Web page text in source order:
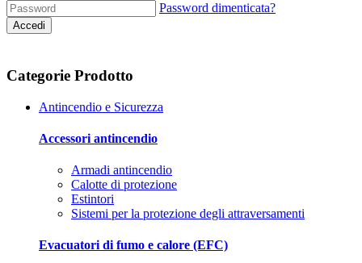
Password dimenticata?
Accedi
Categorie Prodotto
Antincendio e Sicurezza
Accessori antincendio
Armadi antincendio
Calotte di protezione
Estintori
Sistemi per la protezione degli attraversamenti
Evacuatori di fumo e calore (EFC)